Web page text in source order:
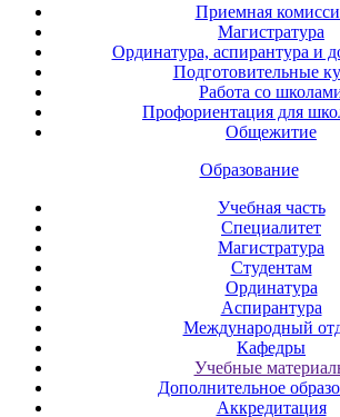
Приемная
Магистратура
Ординатура, аспирантура и
Подготовительные
Работа со
Профориентация для
Общежитие
Образование
Учебная часть
Специалитет
Магистратура
Студентам
Ординатура
Аспирантура
Международный
Кафедры
Учебные
Дополнительное
Аккредитация